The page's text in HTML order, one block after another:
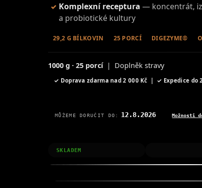
✓ Komplexní receptura — koncentrát,
a probiotické kultury
29,2 G BÍLKOVIN 25 PORCÍ DIGEZYME®
1000 g · 25 porcí| Doplněk stravy
✓ Doprava zdarma nad 2 000 Kč | ✓ Expedice do
MŮŽEME DORUČIT DO: 12.8.2026 Možnosti
SKLADEM